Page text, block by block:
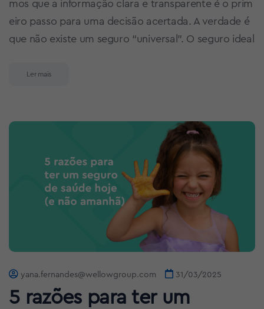
mos que a informação clara e transparente é o prim
eiro passo para uma decisão acertada. A verdade é
que não existe um seguro “universal”. O seguro ideal
Ler mais
yana.fernandes@wellowgroup.com 31/03/2025
5 razões para ter um